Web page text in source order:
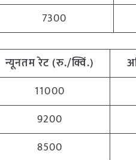
7300
न्यूनतम रेट (रु./क्विं.)
11000
9200
8500